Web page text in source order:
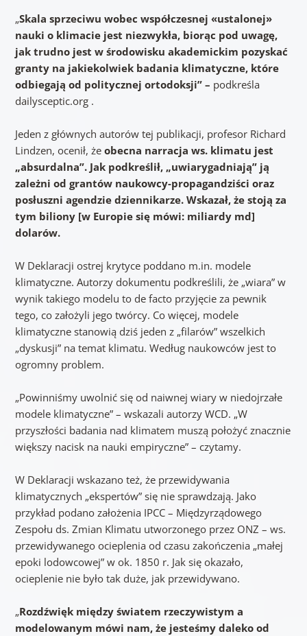
„Skala sprzeciwu wobec współczesnej «ustalonej»
nauki o klimacie jest niezwykła, biorąc pod uwagę,
jak trudno jest w środowisku akademickim pozyskać
granty na jakiekolwiek badania klimatyczne, które
odbiegają od politycznej ortodoksji” – podkreśla
dailysceptic.org .
Jeden z głównych autorów tej publikacji, profesor Richard
Lindzen, ocenił, że obecna narracja ws. klimatu jest
„absurdalna”. Jak podkreślił, „uwiarygadniają” ją
zależni od grantów naukowcy-propagandziści oraz
posłuszni agendzie dziennikarze. Wskazał, że stoją za
tym biliony [w Europie się mówi: miliardy md]
dolarów.
W Deklaracji ostrej krytyce poddano m.in. modele
klimatyczne. Autorzy dokumentu podkreślili, że „wiara” w
wynik takiego modelu to de facto przyjęcie za pewnik
tego, co założyli jego twórcy. Co więcej, modele
klimatyczne stanowią dziś jeden z „filarów” wszelkich
„dyskusji” na temat klimatu. Według naukowców jest to
ogromny problem.
„Powinniśmy uwolnić się od naiwnej wiary w niedojrzałe
modele klimatyczne” – wskazali autorzy WCD. „W
przyszłości badania nad klimatem muszą położyć znacznie
większy nacisk na nauki empiryczne” – czytamy.
W Deklaracji wskazano też, że przewidywania
klimatycznych „ekspertów” się nie sprawdzają. Jako
przykład podano założenia IPCC – Międzyrządowego
Zespołu ds. Zmian Klimatu utworzonego przez ONZ – ws.
przewidywanego ocieplenia od czasu zakończenia „małej
epoki lodowcowej” w ok. 1850 r. Jak się okazało,
ocieplenie nie było tak duże, jak przewidywano.
„Rozdźwięk między światem rzeczywistym a
modelowanym mówi nam, że jesteśmy daleko od